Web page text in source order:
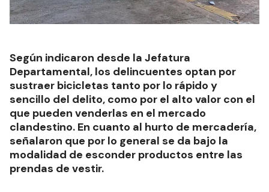
Según indicaron desde la Jefatura
Departamental, los delincuentes optan por
sustraer bicicletas tanto por lo rápido y
sencillo del delito, como por el alto valor con el
que pueden venderlas en el mercado
clandestino. En cuanto al hurto de mercadería,
señalaron que por lo general se da bajo la
modalidad de esconder productos entre las
prendas de vestir.